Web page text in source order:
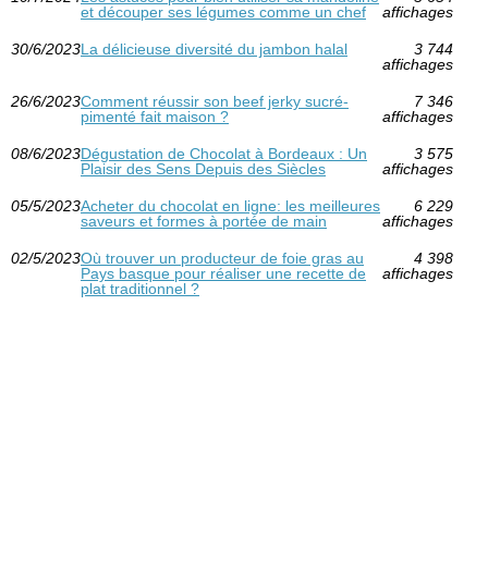
et découper ses légumes comme un chef
affichages
30/6/2023La délicieuse diversité du jambon halal
3 744
affichages
26/6/2023Comment réussir son beef jerky sucré-
pimenté fait maison ?
7 346
affichages
08/6/2023Dégustation de Chocolat à Bordeaux : Un
Plaisir des Sens Depuis des Siècles
3 575
affichages
05/5/2023Acheter du chocolat en ligne: les meilleures
saveurs et formes à portée de main
6 229
affichages
02/5/2023Où trouver un producteur de foie gras au
Pays basque pour réaliser une recette de
plat traditionnel ?
4 398
affichages